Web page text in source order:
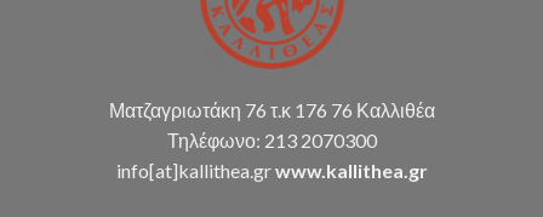
Ματζαγριωτάκη 76 τ.κ 176 76 Καλλιθέα
Τηλέφωνο: 213 2070300
info[at]kallithea.grwww.kallithea.gr